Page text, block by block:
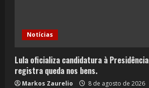
Notícias
Lula oficializa candidatura à Presidência
registra queda nos bens.
Markos Zaurelio 8 de agosto de 2026